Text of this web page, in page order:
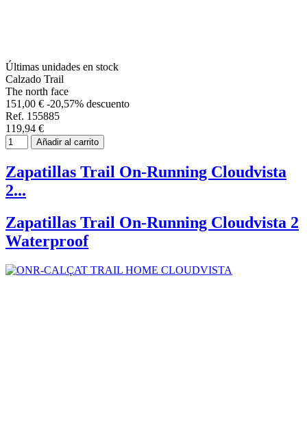
Últimas unidades en stock
Calzado Trail
The north face
151,00 € -20,57% descuento
Ref. 155885
119,94 €
Añadir al carrito
Zapatillas Trail On-Running Cloudvista
2...
Zapatillas Trail On-Running Cloudvista 2
Waterproof